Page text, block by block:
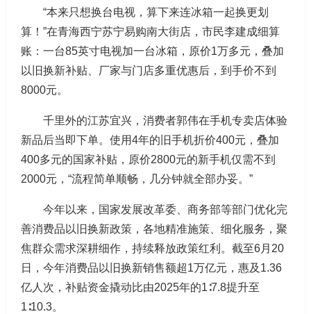
“本来只想换台电视，算下来连冰箱一起换更划
算！”在青海西宁苏宁易购南大街店，市民李建成细算
账：一台85英寸电视加一台冰箱，原价1万多元，叠加
以旧换新补贴、厂家与门店多重优惠后，到手价不到
8000元。
千里外的江苏宜兴，消费者郭伟在手机专卖店体验
新品后当即下单。使用4年的旧手机折价400元，叠加
400多元的国家补贴，原价2800元的新手机仅需不到
2000元，“流程简单顺畅，几分钟就全部办妥。”
今年以来，国家发展改革委、商务部等部门优化完
善消费品以旧换新政策，各地精准施策、细化服务，聚
焦群众需求深耕细作，持续释放政策红利。截至6月20
日，今年消费品以旧换新销售额超1万亿元，惠及1.36
亿人次，补贴资金撬动比由2025年的1∶7.8提升至
1∶10.3。